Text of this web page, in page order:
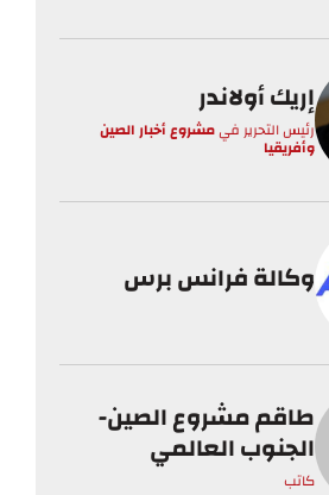
إريك أولاندر
رئيس التحرير فيمشروع أخبار الصين
وأفريقيا
وكالة فرانس برس
طاقم مشروع الصين-
الجنوب العالمي
كاتب